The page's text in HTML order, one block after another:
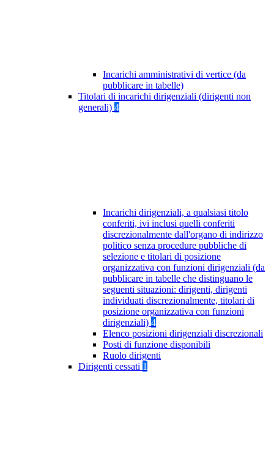
Incarichi amministrativi di vertice (da
pubblicare in tabelle)
Titolari di incarichi dirigenziali (dirigenti non
generali) 4
Incarichi dirigenziali, a qualsiasi titolo
conferiti, ivi inclusi quelli conferiti
discrezionalmente dall'organo di indirizzo
politico senza procedure pubbliche di
selezione e titolari di posizione
organizzativa con funzioni dirigenziali (da
pubblicare in tabelle che distinguano le
seguenti situazioni: dirigenti, dirigenti
individuati discrezionalmente, titolari di
posizione organizzativa con funzioni
dirigenziali) 4
Elenco posizioni dirigenziali discrezionali
Posti di funzione disponibili
Ruolo dirigenti
Dirigenti cessati 1